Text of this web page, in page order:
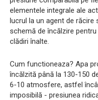
elementele integrale ale
lucrul la un agent de răcire
schemă de încălzire
clădiri înalte.
Cum functioneaza? Apa
încălzită până la 130-150
6-10 atmosfere, astfel
imposibilă - presiunea